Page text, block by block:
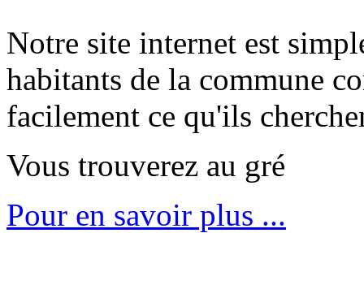
Notre site internet est
habitants de la commune
facilement ce qu'ils
Vous trouverez au gré
Pour en savoir plus ...